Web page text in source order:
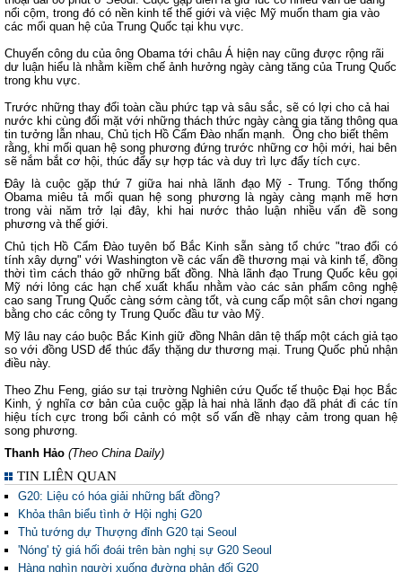
nổi cộm, trong đó có nền kinh tế thế giới và việc Mỹ muốn tham gia vào
các mối quan hệ của Trung Quốc tại khu vực.
Chuyến công du của ông Obama tới châu Á hiện nay cũng được rộng rãi
dư luận hiểu là nhằm kiềm chế ảnh hưởng ngày càng tăng của Trung Quốc
trong khu vực.
Trước những thay đổi toàn cầu phức tạp và sâu sắc, sẽ có lợi cho cả hai
nước khi cùng đối mặt với những thách thức ngày càng gia tăng thông qua
tin tưởng lẫn nhau, Chủ tịch Hồ Cẩm Đào nhấn mạnh. Ông cho biết thêm
rằng, khi mối quan hệ song phương đứng trước những cơ hội mới, hai bên
sẽ nắm bắt cơ hội, thúc đẩy sự hợp tác và duy trì lực đẩy tích cực.
Đây là cuộc gặp thứ 7 giữa hai nhà lãnh đạo Mỹ - Trung. Tổng thống
Obama miêu tả mối quan hệ song phương là ngày càng mạnh mẽ hơn
trong vài năm trở lại đây, khi hai nước thảo luận nhiều vấn đề song
phương và thế giới.
Chủ tịch Hồ Cẩm Đào tuyên bố Bắc Kinh sẵn sàng tổ chức "trao đổi có
tính xây dựng" với Washington về các vấn đề thương mại và kinh tế, đồng
thời tìm cách tháo gỡ những bất đồng. Nhà lãnh đạo Trung Quốc kêu gọi
Mỹ nới lỏng các hạn chế xuất khẩu nhằm vào các sản phẩm công nghệ
cao sang Trung Quốc càng sớm càng tốt, và cung cấp một sân chơi ngang
bằng cho các công ty Trung Quốc đầu tư vào Mỹ.
Mỹ lâu nay cáo buộc Bắc Kinh giữ đồng Nhân dân tệ thấp một cách giả tạo
so với đồng USD để thúc đẩy thặng dư thương mại. Trung Quốc phủ nhận
điều này.
Theo Zhu Feng, giáo sư tại trường Nghiên cứu Quốc tế thuộc Đại học Bắc
Kinh, ý nghĩa cơ bản của cuộc gặp là hai nhà lãnh đạo đã phát đi các tín
hiệu tích cực trong bối cảnh có một số vấn đề nhạy cảm trong quan hệ
song phương.
Thanh Hảo (Theo China Daily)
TIN LIÊN QUAN
G20: Liệu có hóa giải những bất đồng?
Khỏa thân biểu tình ở Hội nghị G20
Thủ tướng dự Thượng đỉnh G20 tại Seoul
'Nóng' tỷ giá hối đoái trên bàn nghị sự G20 Seoul
Hàng nghìn người xuống đường phản đối G20